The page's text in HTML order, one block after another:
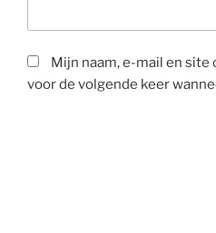
Mijn naam, e-mail en site
voor de volgende keer